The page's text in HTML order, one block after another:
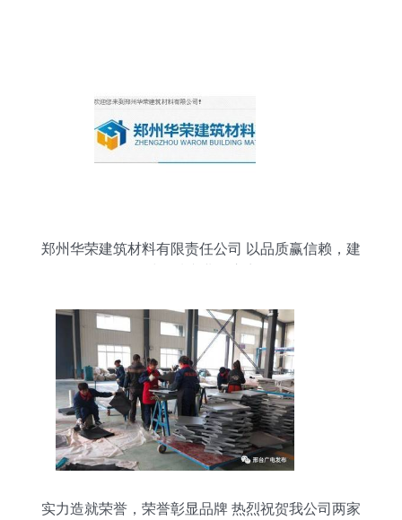
郑州华荣建筑材料有限责任公司 以品质赢信赖，建
实力造就荣誉，荣誉彰显品牌 热烈祝贺我公司两家